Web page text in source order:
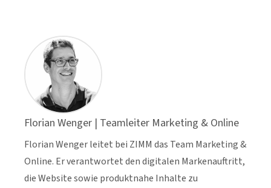
Florian Wenger | Teamleiter Marketing & Online
Florian Wenger leitet bei ZIMM das Team Marketing &
Online. Er verantwortet den digitalen Markenauftritt,
die Website sowie produktnahe Inhalte zu